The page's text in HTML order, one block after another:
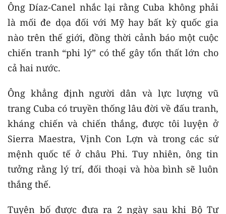
Ông Díaz-Canel nhắc lại rằng Cuba không phải
là mối đe dọa đối với Mỹ hay bất kỳ quốc gia
nào trên thế giới, đồng thời cảnh báo một cuộc
chiến tranh “phi lý” có thể gây tổn thất lớn cho
cả hai nước.
Ông khẳng định người dân và lực lượng vũ
trang Cuba có truyền thống lâu đời về đấu tranh,
kháng chiến và chiến thắng, được tôi luyện ở
Sierra Maestra, Vịnh Con Lợn và trong các sứ
mệnh quốc tế ở châu Phi. Tuy nhiên, ông tin
tưởng rằng lý trí, đối thoại và hòa bình sẽ luôn
thắng thế.
Tuyên bố được đưa ra 2 ngày sau khi Bộ Tư